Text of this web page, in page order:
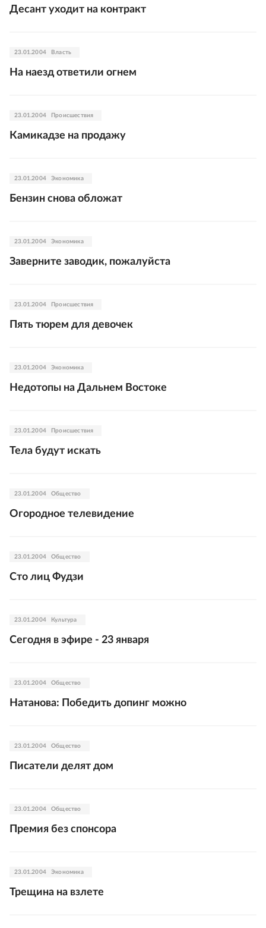
Десант уходит на контракт
23.01.2004 Власть
На наезд ответили огнем
23.01.2004 Происшествия
Камикадзе на продажу
23.01.2004 Экономика
Бензин снова обложат
23.01.2004 Экономика
Заверните заводик, пожалуйста
23.01.2004 Происшествия
Пять тюрем для девочек
23.01.2004 Экономика
Недотопы на Дальнем Востоке
23.01.2004 Происшествия
Тела будут искать
23.01.2004 Общество
Огородное телевидение
23.01.2004 Общество
Сто лиц Фудзи
23.01.2004 Культура
Сегодня в эфире - 23 января
23.01.2004 Общество
Натанова: Победить допинг можно
23.01.2004 Общество
Писатели делят дом
23.01.2004 Общество
Премия без спонсора
23.01.2004 Экономика
Трещина на взлете